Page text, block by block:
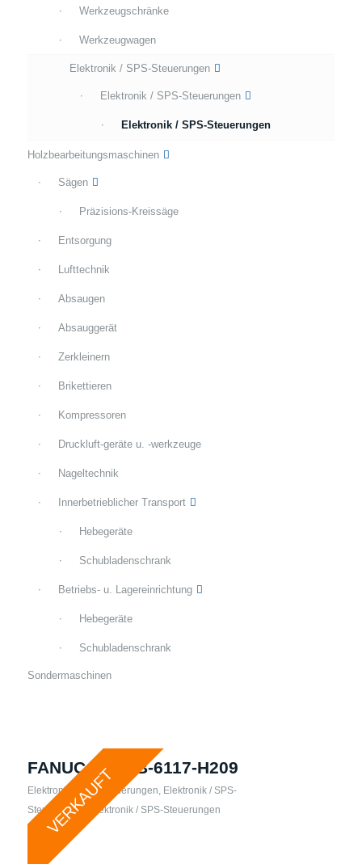
VERKAUFT
FANUC – A06B-6117-H209
Elektronik / SPS-Steuerungen, Elektronik / SPS-
Steuerungen
Elektronik / SPS-Steuerungen
Werkzeugschränke
Werkzeugwagen
Elektronik / SPS-Steuerungen
Elektronik / SPS-Steuerungen
Elektronik / SPS-Steuerungen
Holzbearbeitungsmaschinen
Sägen
Präzisions-Kreissäge
Entsorgung
Lufttechnik
Absaugen
Absauggerät
Zerkleinern
Brikettieren
Kompressoren
Druckluft-geräte u. -werkzeuge
Nageltechnik
Innerbetrieblicher Transport
Hebegeräte
Schubladenschrank
Betriebs- u. Lagereinrichtung
Hebegeräte
Schubladenschrank
Sondermaschinen